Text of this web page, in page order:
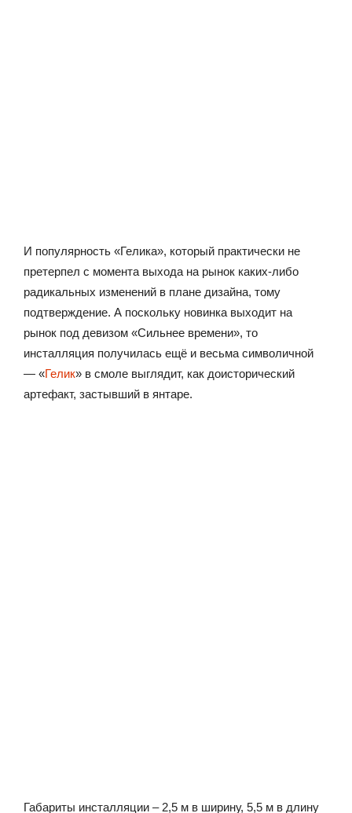
И популярность «Гелика», который практически не
претерпел с момента выхода на рынок каких-либо
радикальных изменений в плане дизайна, тому
подтверждение. А поскольку новинка выходит на
рынок под девизом «Сильнее времени», то
инсталляция получилась ещё и весьма символичной
— «Гелик» в смоле выглядит, как доисторический
артефакт, застывший в янтаре.
Габариты инсталляции – 2,5 м в ширину, 5,5 м в длину